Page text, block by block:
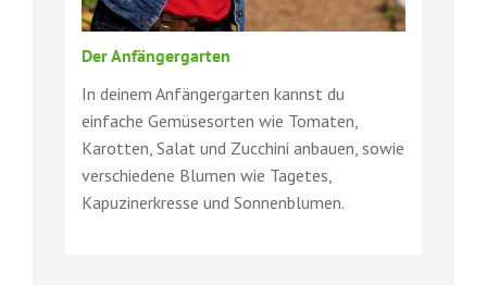
Der Anfängergarten
In deinem Anfängergarten kannst du
einfache Gemüsesorten wie Tomaten,
Karotten, Salat und Zucchini anbauen, sowie
verschiedene Blumen wie Tagetes,
Kapuzinerkresse und Sonnenblumen.